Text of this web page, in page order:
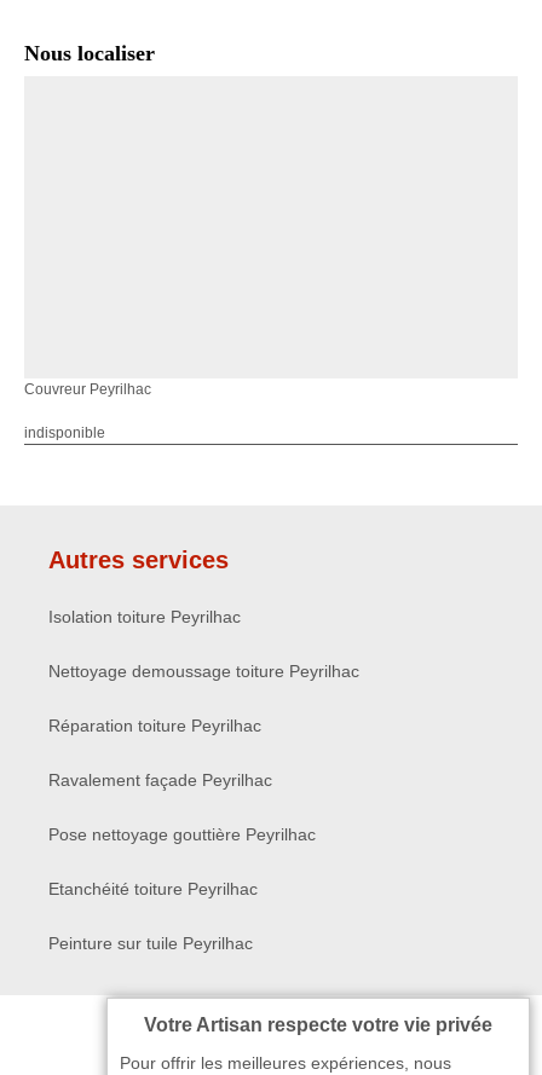
Nous localiser
Couvreur Peyrilhac
indisponible
Autres services
Isolation toiture Peyrilhac
Nettoyage demoussage toiture Peyrilhac
Réparation toiture Peyrilhac
Ravalement façade Peyrilhac
Pose nettoyage gouttière Peyrilhac
Etanchéité toiture Peyrilhac
Peinture sur tuile Peyrilhac
Votre Artisan respecte votre vie privée
Pour offrir les meilleures expériences, nous